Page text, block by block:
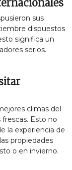
sus
dispuestos
significa un
serios.
climas del
frescas. Esto no
la experiencia de
propiedades
o en invierno.